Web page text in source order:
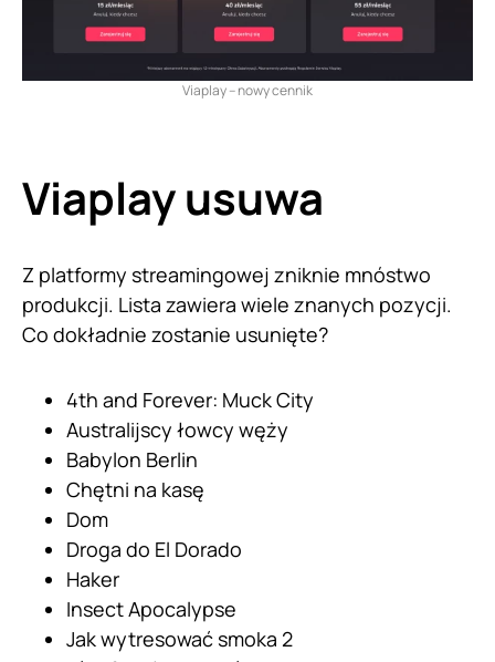
Viaplay – nowy cennik
Viaplay usuwa
Z platformy streamingowej zniknie mnóstwo
produkcji. Lista zawiera wiele znanych pozycji.
Co dokładnie zostanie usunięte?
4th and Forever: Muck City
Australijscy łowcy węży
Babylon Berlin
Chętni na kasę
Dom
Droga do El Dorado
Haker
Insect Apocalypse
Jak wytresować smoka 2